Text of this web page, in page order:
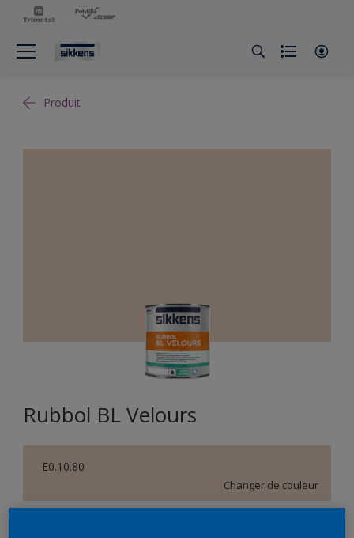
Produit
Rubbol BL Velours
E0.10.80
Changer de couleur